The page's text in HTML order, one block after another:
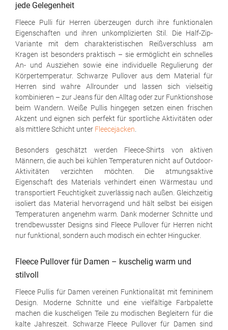
jede Gelegenheit
Fleece Pulli für Herren überzeugen durch ihre funktionalen
Eigenschaften und ihren unkomplizierten Stil. Die Half-Zip-
Variante mit dem charakteristischen Reißverschluss am
Kragen ist besonders praktisch – sie ermöglicht ein schnelles
An- und Ausziehen sowie eine individuelle Regulierung der
Körpertemperatur. Schwarze Pullover aus dem Material für
Herren sind wahre Allrounder und lassen sich vielseitig
kombinieren – zur Jeans für den Alltag oder zur Funktionshose
beim Wandern. Weiße Pullis hingegen setzen einen frischen
Akzent und eignen sich perfekt für sportliche Aktivitäten oder
als mittlere Schicht unter Fleecejacken
Besonders geschätzt werden Fleece-Shirts von aktiven
Männern, die auch bei kühlen Temperaturen nicht auf Outdoor-
Aktivitäten verzichten möchten. Die atmungsaktive
Eigenschaft des Materials verhindert einen Wärmestau und
transportiert Feuchtigkeit zuverlässig nach außen. Gleichzeitig
isoliert das Material hervorragend und hält selbst bei eisigen
Temperaturen angenehm warm. Dank moderner Schnitte und
trendbewusster Designs sind Fleece Pullover für Herren nicht
nur funktional, sondern auch modisch ein echter Hingucker.
Fleece Pullover für Damen – kuschelig warm und
stilvoll
Fleece Pullis für Damen vereinen Funktionalität mit femininem
Design. Moderne Schnitte und eine vielfältige Farbpalette
machen die kuscheligen Teile zu modischen Begleitern für die
kalte Jahreszeit. Schwarze Fleece Pullover für Damen sind